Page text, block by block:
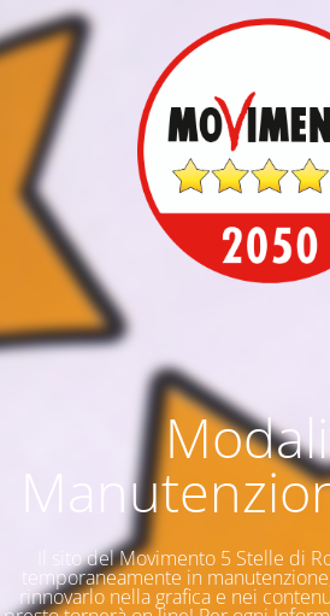
Il sito del Movimento 5 Stelle di
temporaneamente in
rinnovarlo nella grafica e nei